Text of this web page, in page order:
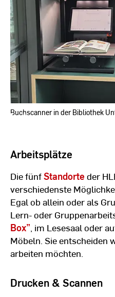
Buchscanner in der Bibliothek
Arbeitsplätze
Die fünfStandorte der
verschiedenste
Egal ob allein oder als
Lern- oder
Box” , im Lesesaal oder
Möbeln. Sie entscheiden
arbeiten möchten.
Drucken & Scannen